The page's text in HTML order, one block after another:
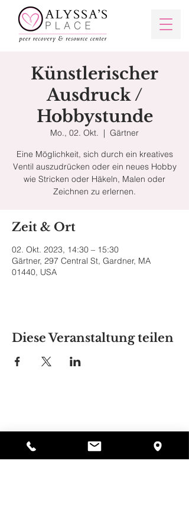
Künstlerischer
Ausdruck /
Hobbystunde
Mo., 02. Okt.
  |
Gärtner
Eine Möglichkeit, sich durch ein kreatives
Ventil auszudrücken oder ein neues Hobby
wie Stricken oder Häkeln, Malen oder
Zeichnen zu erlernen.
Zeit & Ort
02. Okt. 2023, 14:30 – 15:30
Gärtner, 297 Central St, Gardner, MA
01440, USA
Diese Veranstaltung teilen
987-364-0920